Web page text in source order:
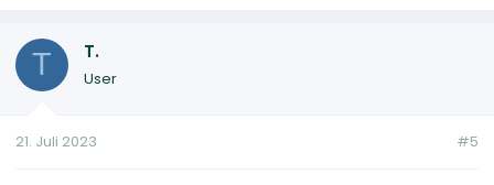
T T.
User
21. Juli 2023 #5